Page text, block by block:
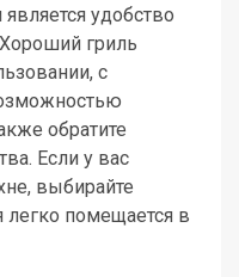
удобство
гриль
с
обратите
Если у вас
выбирайте
помещается в